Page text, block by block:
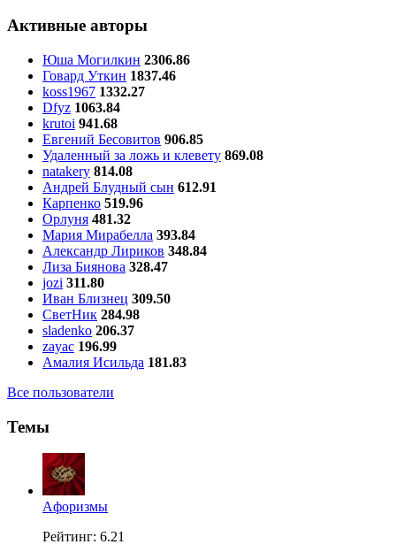
Активные авторы
Юша Могилкин 2306.86
Говард Уткин 1837.46
koss1967 1332.27
Dfyz 1063.84
krutoi 941.68
Евгений Бесовитов 906.85
Удаленный за ложь и клевету 869.08
natakery 814.08
Андрей Блудный сын 612.91
Карпенко 519.96
Орлуня 481.32
Мария Мирабелла 393.84
Александр Лириков 348.84
Лиза Биянова 328.47
jozi 311.80
Иван Близнец 309.50
СветНик 284.98
sladenko 206.37
zayac 196.99
Амалия Исильда 181.83
Все пользователи
Темы
Aфоризмы
Рейтинг: 6.21